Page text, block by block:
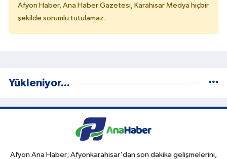
Afyon Haber, Ana Haber Gazetesi, Karahisar Medya hiçbir
şekilde sorumlu tutulamaz.
Yükleniyor...
Afyon Ana Haber; Afyonkarahisar'dan son dakika gelişmelerini,